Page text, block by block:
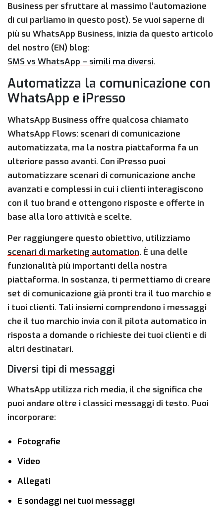
Business per sfruttare al massimo l’automazione
di cui parliamo in questo post). Se vuoi saperne di
più su WhatsApp Business, inizia da questo articolo
del nostro (EN) blog:
SMS vs WhatsApp – simili ma diversi.
Automatizza la comunicazione con
WhatsApp e iPresso
WhatsApp Business offre qualcosa chiamato
WhatsApp Flows: scenari di comunicazione
automatizzata, ma la nostra piattaforma fa un
ulteriore passo avanti. Con iPresso puoi
automatizzare scenari di comunicazione anche
avanzati e complessi in cui i clienti interagiscono
con il tuo brand e ottengono risposte e offerte in
base alla loro attività e scelte.
Per raggiungere questo obiettivo, utilizziamo
scenari di marketing automation. È una delle
funzionalità più importanti della nostra
piattaforma. In sostanza, ti permettiamo di creare
set di comunicazione già pronti tra il tuo marchio e
i tuoi clienti. Tali insiemi comprendono i messaggi
che il tuo marchio invia con il pilota automatico in
risposta a domande o richieste dei tuoi clienti e di
altri destinatari.
Diversi tipi di messaggi
WhatsApp utilizza rich media, il che significa che
puoi andare oltre i classici messaggi di testo. Puoi
incorporare:
Fotografie
Video
Allegati
E sondaggi nei tuoi messaggi